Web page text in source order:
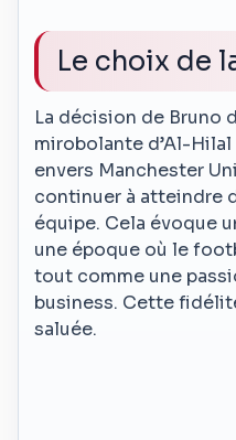
Le choix de
La décision de Bruno
mirobolante d’Al-
envers Manchester
continuer à atteindre
équipe. Cela évoque
une époque où le
tout comme une
business. Cette
saluée.